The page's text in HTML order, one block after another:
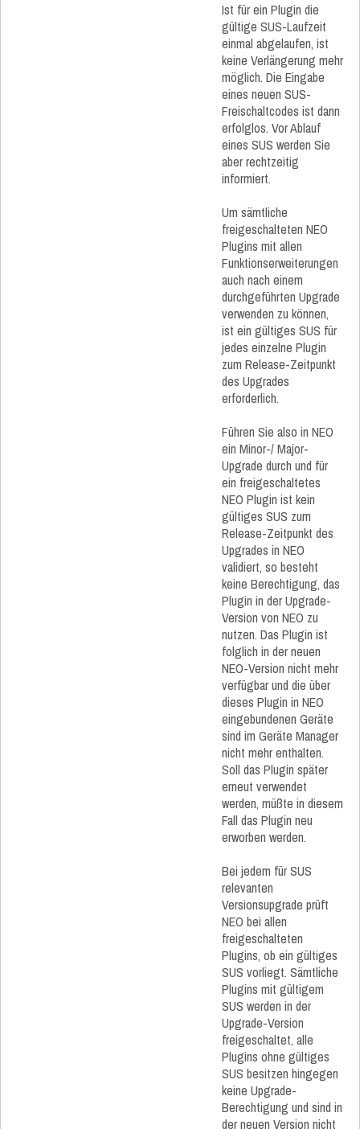
Ist für ein Plugin die
gültige SUS-Laufzeit
einmal abgelaufen, ist
keine Verlängerung mehr
möglich. Die Eingabe
eines neuen SUS-
Freischaltcodes ist dann
erfolglos. Vor Ablauf
eines SUS werden Sie
aber rechtzeitig
informiert.
Um sämtliche
freigeschalteten NEO
Plugins mit allen
Funktionserweiterungen
auch nach einem
durchgeführten Upgrade
verwenden zu können,
ist ein gültiges SUS für
jedes einzelne Plugin
zum Release-Zeitpunkt
des Upgrades
erforderlich.
Führen Sie also in NEO
ein Minor-/ Major-
Upgrade durch und für
ein freigeschaltetes
NEO Plugin ist kein
gültiges SUS zum
Release-Zeitpunkt des
Upgrades in NEO
validiert, so besteht
keine Berechtigung, das
Plugin in der Upgrade-
Version von NEO zu
nutzen. Das Plugin ist
folglich in der neuen
NEO-Version nicht mehr
verfügbar und die über
dieses Plugin in NEO
eingebundenen Geräte
sind im Geräte Manager
nicht mehr enthalten.
Soll das Plugin später
erneut verwendet
werden, müßte in diesem
Fall das Plugin neu
erworben werden.
Bei jedem für SUS
relevanten
Versionsupgrade prüft
NEO bei allen
freigeschalteten
Plugins, ob ein gültiges
SUS vorliegt. Sämtliche
Plugins mit gültigem
SUS werden in der
Upgrade-Version
freigeschaltet, alle
Plugins ohne gültiges
SUS besitzen hingegen
keine Upgrade-
Berechtigung und sind in
der neuen Version nicht